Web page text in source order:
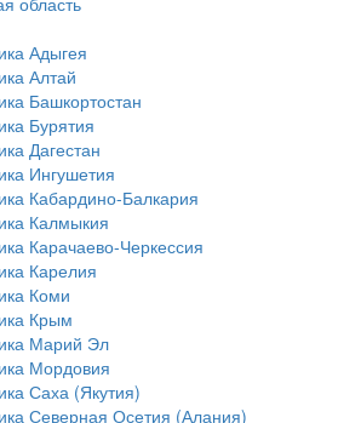
Адыгея
Алтай
Башкортостан
Бурятия
Дагестан
Ингушетия
Кабардино-Балкария
Калмыкия
Карачаево-Черкессия
Карелия
Коми
Крым
Марий Эл
Мордовия
Саха (Якутия)
Северная Осетия (Алания)